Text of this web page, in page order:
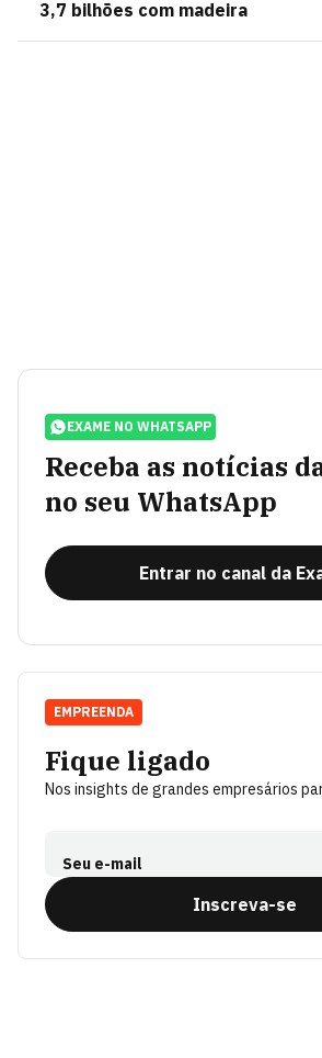
3,7 bilhões com madeira
EXAME NO WHATSAPP
Receba as notícias
no seu WhatsApp
Entrar no canal da
Fique ligado
Nos insights de grandes empresários
Seu e-mail
Inscreva-se
EMPREENDA